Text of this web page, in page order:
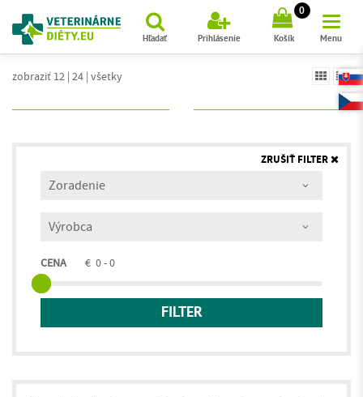
Hľadať Prihlásenie
0
Košík Menu
zobraziť 12 | 24 | všetky
CENA € 0 - 0
FILTER
ZRUŠIŤ FILTER